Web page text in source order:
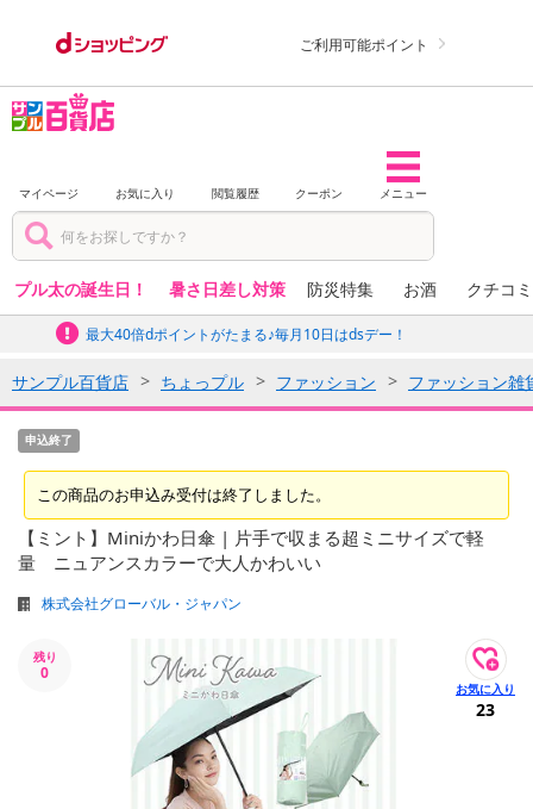
ご利用可能ポイント
マイページ お気に入り 閲覧履歴 クーポン メニュー
プル太の誕生日！ 暑さ日差し対策 防災特集 お酒 クチコ
最大40倍dポイントがたまる♪毎月10日はdsデー！
サンプル百貨店 ちょっプル ファッション ファッション雑
申込終了
この商品のお申込み受付は終了しました。
【ミント】Miniかわ日傘 | 片手で収まる超ミニサイズで軽
量 ニュアンスカラーで大人かわいい
株式会社グローバル・ジャパン
残り
0
23